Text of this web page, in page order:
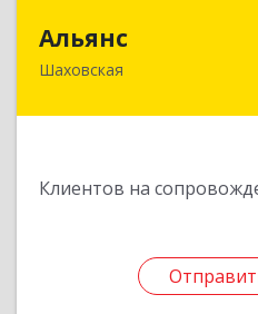
Альянс
Шаховская
Клиентов на
143700,